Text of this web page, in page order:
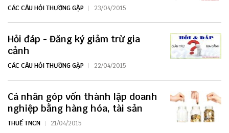
CÁC CÂU HỎI THƯỜNG GẶP 23/04/2015
Hỏi đáp - Đăng ký giảm trừ gia
cảnh
CÁC CÂU HỎI THƯỜNG GẶP 22/04/2015
Cá nhân góp vốn thành lập doanh
nghiệp bằng hàng hóa, tài sản
THUẾ TNCN 21/04/2015